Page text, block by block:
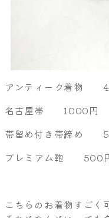
アンティーク着物
名古屋帯 1000円
帯留め付き帯締め
プレミアム鞄 500
こちらのお着物すごく